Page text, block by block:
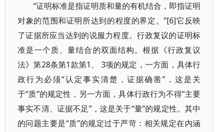
“证明标准是指证明质和量的有机结合，即指证明
对象的范围和证明所达到的程度的界定。”[6]它反映
了证据所应当达到的说服力程度。行政复议的证明标
准是一个质、量结合的双面结构。根据《行政复议
法》第28条第1款第1、 3项的规定，一方面，具体行
政行为必须“认定事实清楚，证据确凿”，这是关
于“质”的规定性，另一方面，具体行政行为不得“主要
事实不清、证据不足”，这是关于“量”的规定性。其中
的问题主要是“质”的规定过于严苛：相关规定在内涵